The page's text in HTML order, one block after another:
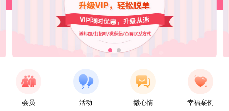
会员 活动 微心情 幸福案例